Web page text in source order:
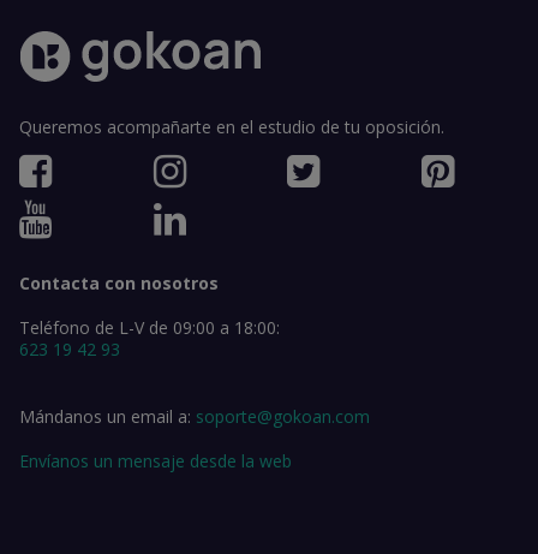
Queremos acompañarte en el estudio de tu oposición.
Contacta con nosotros
Teléfono de L-V de 09:00 a 18:00:
623 19 42 93
Mándanos un email a: soporte@gokoan.com
Envíanos un mensaje desde la web